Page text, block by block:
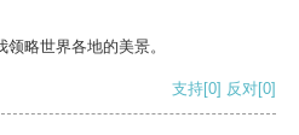
略世界各地的美景。
支持[0] 反对[0]